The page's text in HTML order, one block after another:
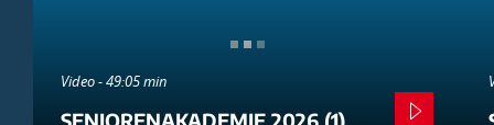
Video - 49:05 min